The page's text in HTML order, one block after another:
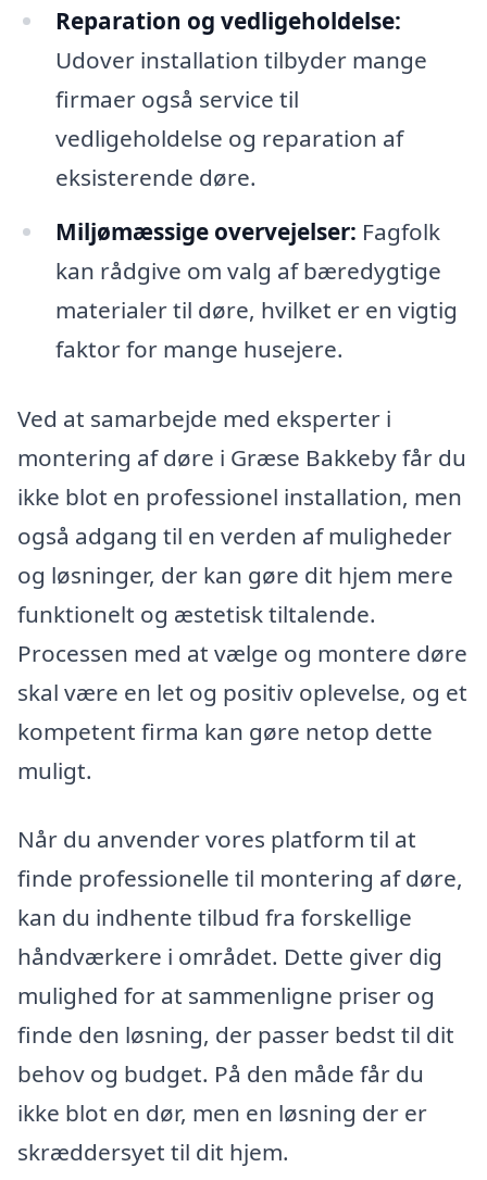
Reparation og vedligeholdelse:
Udover installation tilbyder mange
firmaer også service til
vedligeholdelse og reparation af
eksisterende døre.
Miljømæssige overvejelser: Fagfolk
kan rådgive om valg af bæredygtige
materialer til døre, hvilket er en vigtig
faktor for mange husejere.
Ved at samarbejde med eksperter i
montering af døre i Græse Bakkeby får du
ikke blot en professionel installation, men
også adgang til en verden af muligheder
og løsninger, der kan gøre dit hjem mere
funktionelt og æstetisk tiltalende.
Processen med at vælge og montere døre
skal være en let og positiv oplevelse, og et
kompetent firma kan gøre netop dette
muligt.
Når du anvender vores platform til at
finde professionelle til montering af døre,
kan du indhente tilbud fra forskellige
håndværkere i området. Dette giver dig
mulighed for at sammenligne priser og
finde den løsning, der passer bedst til dit
behov og budget. På den måde får du
ikke blot en dør, men en løsning der er
skræddersyet til dit hjem.